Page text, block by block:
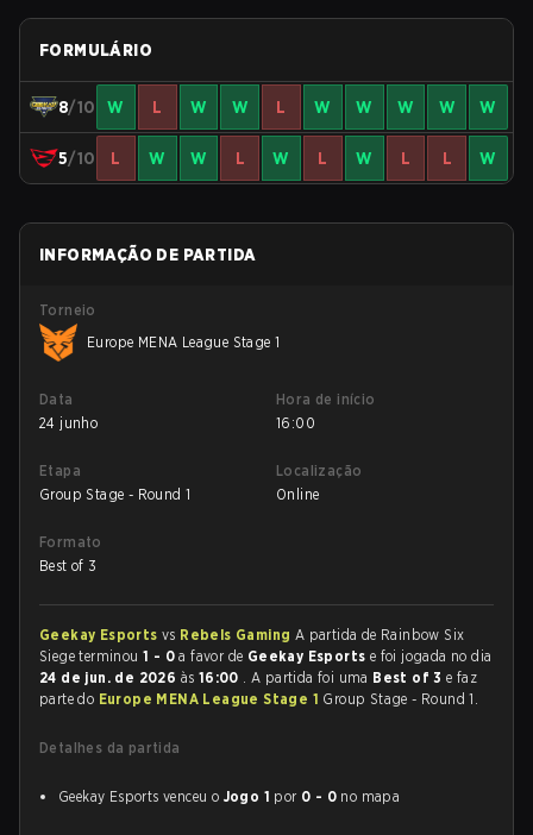
FORMULÁRIO
8/10 W L W W L W W W W W
5/10 L W W L W L W L L W
INFORMAÇÃO DE PARTIDA
Torneio
Europe MENA League Stage 1
Data
24 junho
Hora de início
16:00
Etapa
Group Stage - Round 1
Localização
Online
Formato
Best of 3
Geekay Esports vs Rebels Gaming A partida de Rainbow Six
Siege terminou1 - 0 a favor de Geekay Esports e foi jogada no dia
24 de jun. de 2026 às 16:00 . A partida foi uma Best of 3e faz
parte do Europe MENA League Stage 1 Group Stage - Round 1.
Detalhes da partida
Geekay Esports venceu o Jogo 1 por 0 - 0 no mapa